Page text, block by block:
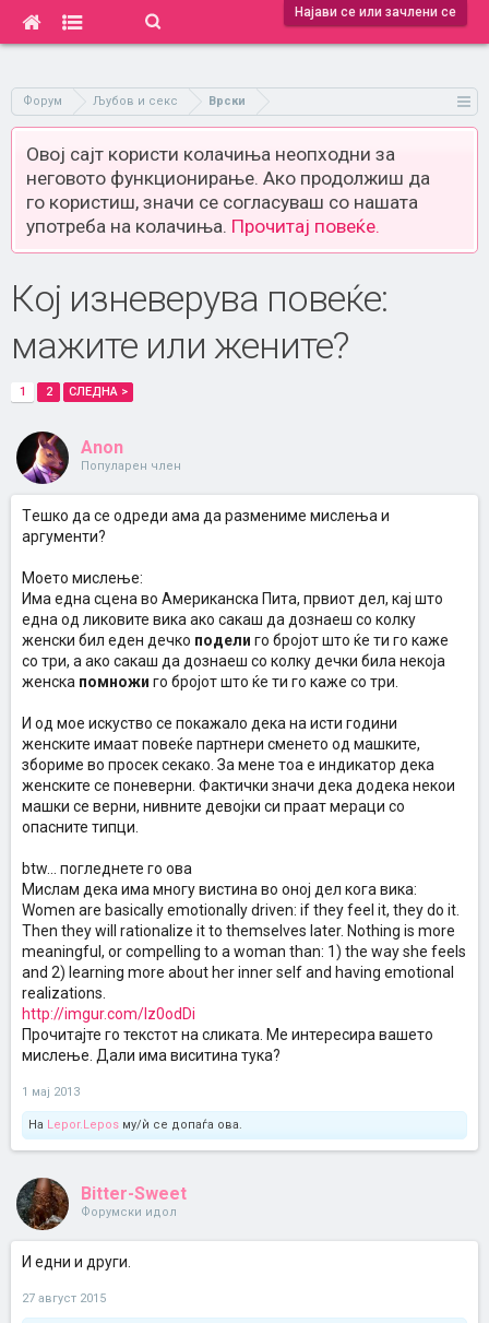
Најави се или зачлени се
Форум Љубов и секс Врски
Овој сајт користи колачиња неопходни за
неговото функционирање. Ако продолжиш да
го користиш, значи се согласуваш со нашата
употреба на колачиња. Прочитај повеќе.
Кој изневерува повеќе:
мажите или жените?
1 2 СЛЕДНА >
Anon
Популарен член
Tешко да се одреди ама да размениме мислења и
аргументи?
Моето мислење:
Има една сцена во Американска Пита, првиот дел, кај што
една од ликовите вика ако сакаш да дознаеш со колку
женски бил еден дечко подели го бројот што ќе ти го каже
со три, а ако сакаш да дознаеш со колку дечки била некоја
женска помножи го бројот што ќе ти го каже со три.
И од мое искуство се покажало дека на исти години
женските имаат повеќе партнери сменето од машките,
збориме во просек секако. За мене тоа е индикатор дека
женските се поневерни. Фактички значи дека додека некои
машки се верни, нивните девојки си праат мераци со
опасните типци.
btw... погледнете го ова
Мислам дека има многу вистина во оној дел кога вика:
Women are basically emotionally driven: if they feel it, they do it.
Then they will rationalize it to themselves later. Nothing is more
meaningful, or compelling to a woman than: 1) the way she feels
and 2) learning more about her inner self and having emotional
realizations.
http://imgur.com/Iz0odDi
Прочитајте го текстот на сликата. Ме интересира вашето
мислење. Дали има виситина тука?
1 мај 2013
На Lepor.Lepos му/ѝ се допаѓа ова.
Bitter-Sweet
Форумски идол
И едни и други.
27 август 2015